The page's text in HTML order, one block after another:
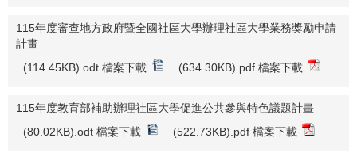
115年度審查地方政府暨全國社區大學辦理社區大學業務獎勵申請
計畫
(114.45KB).odt 檔案下載
(634.30KB).pdf 檔案下載
115年度教育部補助辦理社區大學促進公共參與特色議題計畫
(80.02KB).odt 檔案下載
(522.73KB).pdf 檔案下載